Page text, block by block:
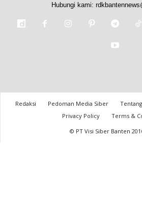
Hubungi kami:
Redaksi Pedoman Media Siber
Privacy Policy
Terms &
© PT Visi Siber Banten